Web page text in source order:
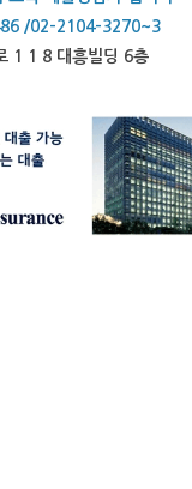
/02-2104-3270~3
1 1 8 대흥빌딩 6층